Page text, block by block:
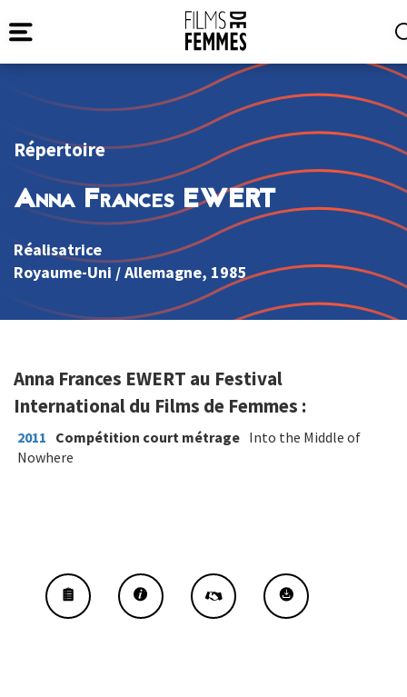
Répertoire
Anna Frances EWERT
Réalisatrice
Royaume-Uni /Allemagne, 1985
Anna Frances EWERT au Festival
International du Films de Femmes :
2011 Compétition court métrage Into the Middle of
Nowhere